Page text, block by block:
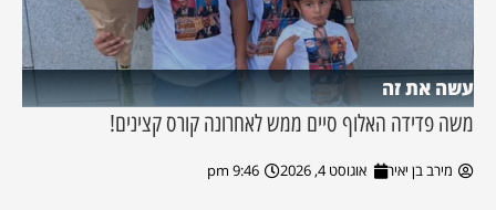
עשה את זה
משה פדידה האלוף סיים ממש לאחרונה קורס קצינים!
מירב בן יאיר אוגוסט 4, 2026 9:46 pm